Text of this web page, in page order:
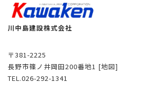
川中島建設株式会社
〒381-2225
長野市篠ノ井岡田200番地1 [地図]
TEL.026-292-1341